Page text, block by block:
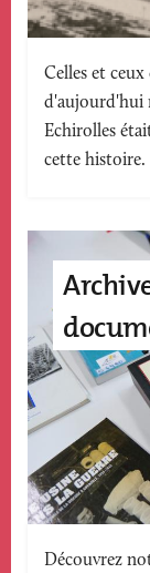
Texte
accroche
Celles et
d'aujourd'hui
Echirolles
cette histoire.
accroche
page
édito
Texte
Découvrez